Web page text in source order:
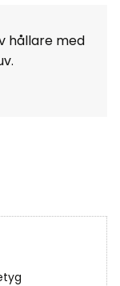
hållare med